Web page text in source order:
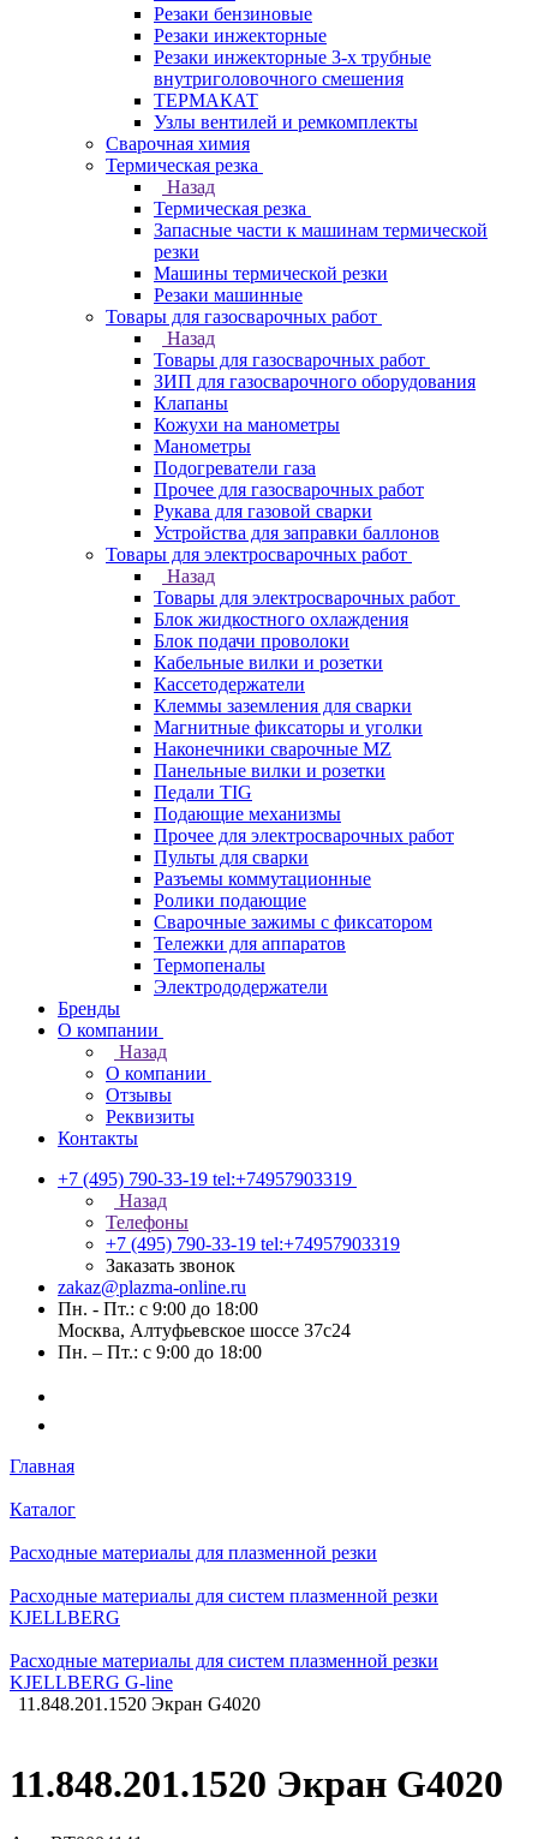
Резаки бензиновые
Резаки инжекторные
Резаки инжекторные 3-х трубные
внутриголовочного смешения
ТЕРМАКАТ
Узлы вентилей и ремкомплекты
Сварочная химия
Термическая резка
Назад
Термическая резка
Запасные части к машинам термической
резки
Машины термической резки
Резаки машинные
Товары для газосварочных работ
Назад
Товары для газосварочных работ
ЗИП для газосварочного оборудования
Клапаны
Кожухи на манометры
Манометры
Подогреватели газа
Прочее для газосварочных работ
Рукава для газовой сварки
Устройства для заправки баллонов
Товары для электросварочных работ
Назад
Товары для электросварочных работ
Блок жидкостного охлаждения
Блок подачи проволоки
Кабельные вилки и розетки
Кассетодержатели
Клеммы заземления для сварки
Магнитные фиксаторы и уголки
Наконечники сварочные MZ
Панельные вилки и розетки
Педали TIG
Подающие механизмы
Прочее для электросварочных работ
Пульты для сварки
Разъемы коммутационные
Ролики подающие
Сварочные зажимы с фиксатором
Тележки для аппаратов
Термопеналы
Электрододержатели
Бренды
О компании
Назад
О компании
Отзывы
Реквизиты
Контакты
+7 (495) 790-33-19 tel:+74957903319
Назад
Телефоны
+7 (495) 790-33-19 tel:+74957903319
Заказать звонок
zakaz@plazma-online.ru
Пн. - Пт.: с 9:00 до 18:00
Москва, Алтуфьевское шоссе 37с24
Пн. – Пт.: с 9:00 до 18:00
Главная
Каталог
Расходные материалы для плазменной резки
Расходные материалы для систем плазменной резки
KJELLBERG
Расходные материалы для систем плазменной резки
KJELLBERG G-line
11.848.201.1520 Экран G4020
11.848.201.1520 Экран G4020